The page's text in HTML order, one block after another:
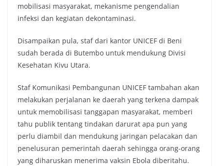
mobilisasi masyarakat, mekanisme pengendalian
infeksi dan kegiatan dekontaminasi.
Disampaikan pula, staf dari kantor UNICEF di Beni
sudah berada di Butembo untuk mendukung Divisi
Kesehatan Kivu Utara.
Staf Komunikasi Pembangunan UNICEF tambahan akan
melakukan perjalanan ke daerah yang terkena dampak
untuk memobilisasi tanggapan masyarakat, memberi
tahu publik tentang tindakan darurat apa pun yang
perlu diambil dan mendukung jaringan pelacakan dan
penelusuran pemerintah daerah sehingga orang-orang
yang diharuskan menerima vaksin Ebola diberitahu.